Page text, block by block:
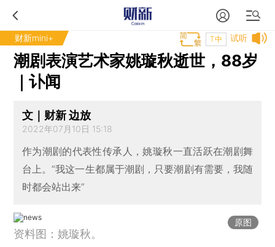
财新mini+ 试听
T中
潮剧表演艺术家姚璇秋逝世，88岁
｜讣闻
文｜财新 边放
2022年07月10日 15:18
作为潮剧的代表性传承人，姚璇秋一直活跃在潮剧舞
台上。“我这一生都属于潮剧，只要潮剧有需要，我随
时都会站出来”
原图
资料图：姚璇秋。